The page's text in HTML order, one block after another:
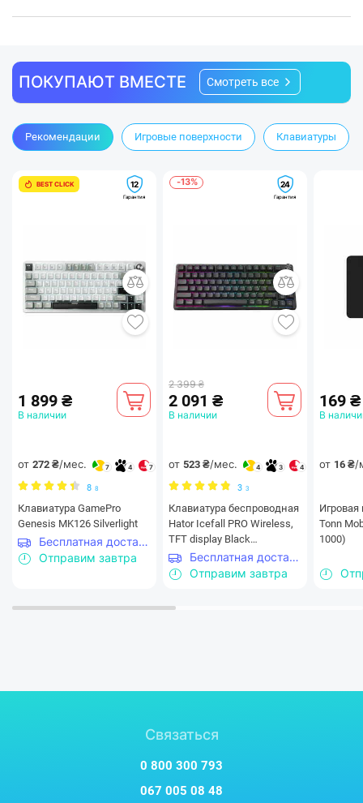
ПОКУПАЮТ ВМЕСТЕ Смотреть все
Рекомендации Игровые поверхности Клавиатуры
BEST CLICK 12
Гарантия
1 899 ₴
В наличии
от 272 ₴/мес. 7 4 7
8 8
Клавиатура GamePro
Genesis MK126 Silverlight
Бесплатная доставка
Отправим завтра
-13% 24
Гарантия
2 399 ₴
2 091 ₴
В наличии
от 523 ₴/мес. 4 3 4
3 3
Клавиатура беспроводная
Hator Icefall PRO Wireless,
TFT display Black
(HTK450UA)
Бесплатная доставка
Отправим завтра
169 ₴
В
от 16 ₴/
Игровая
Tonn
1000)
Связаться
0 800 300 793
067 005 08 48